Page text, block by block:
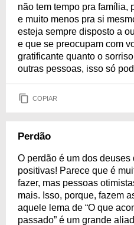
não tem tempo pra família,
e muito menos pra si
esteja sempre disposto a
e que se preocupam com
gratificante quanto o
outras pessoas, isso só
COPIAR
Perdão
O perdão é um dos
positivas! Parece que é
fazer, mas pessoas
mais. Isso, porque, fazem
aquele lema de “O que
passado” é um grande